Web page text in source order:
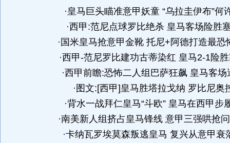
·皇马巨头瞄准意甲妖童 “乌拉圭伊布”何
·西甲:范尼点球罗比绝杀 皇马客场险胜
·国米皇马抢意甲金靴 托尼+阿德打造最恐
·西甲-范尼罗比建功古蒂染红 皇马2-1险
·西甲前瞻:恐怖二人组巴萨狂飙 皇马客场
·图文:[西甲]皇马胜塔拉戈纳 罗比尼奥
·背水一战拜仁皇马“斗欧” 皇马在西甲步
·南美新人组挤占皇马锋线 意甲三强哄抢
·卡纳瓦罗埃莫森叛逃皇马 复兴从意甲衰